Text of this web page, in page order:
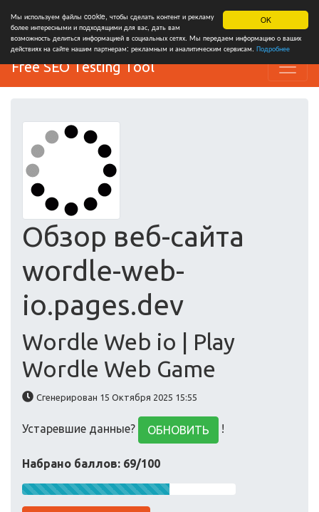
OK
Мы используем файлы cookie, чтобы сделать контент и рекламу
более интересными и подходящими для вас, дать вам
возможность делиться информацией в социальных сетях. Мы передаем информацию о ваших
действиях на сайте нашим партнерам: рекламным и аналитическим сервисам. Подробнее
Free SEO Testing Tool
Обзор веб-сайта
wordle-web-
io.pages.dev
Wordle Web io | Play
Wordle Web Game
Сгенерирован 15 Октября 2025 15:55
Устаревшие данные? ОБНОВИТЬ !
Набрано баллов: 69/100